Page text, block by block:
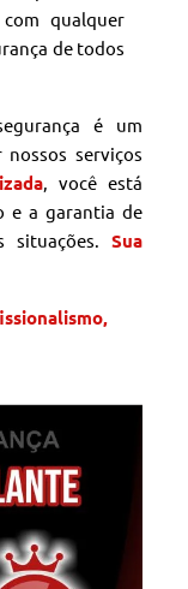
qualquer
de todos
é um
serviços
, você está
e a garantia de
Sua